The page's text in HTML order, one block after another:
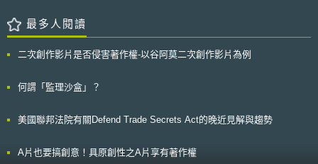
立此一制度之前，必須先就我國製藥產業的競爭情勢有所瞭解，並充分掌握
我國產業結構與先進國家製藥產業之根本性差異，始能根據我國國情制訂權
衡原開發藥廠與學名藥廠雙方利益，並保障公眾健康權益之法制。 當
前最重要者仍是要提醒廠商尊重智慧財產之重要性，既然學名藥是要在專利
開發狹義學名藥，其幾乎等同原開發藥廠的品牌藥，對於我國廠商技術能力
有迴避專利之可能，亦可逐步累積我國產業之研發能量，則專利連結將不會
成為其研發與競爭之阻力。
以及電子郵件等方式組合而為適當之遠距醫療。於「別表」列舉遠距醫療之
九種病患對象為，居家氧氣治療病患、居家罕見疾病病患、居家糖尿病患、
患、居家腦血管病患以及居家癌症病患等。 2015年通知使得遠距醫療
時，厚生勞動省在2017年底提出之2018年度福祉預算中，明確修正健康保
險診療報酬，提高遠距醫療之醫療服務給付項目與支付標準，使得利用遠距
前述2015年通知之內容，對於適用對象與診療內容，尚有不明確之處，因
適用規則，防止未來對於病患造成不利益之判斷。
執行階段。於準備階段會進行PCP招標文件準備、採購團隊的需求及現有技
術分析、公開市場徵詢(Open Market Consultation, OMC)；由於採購機關
對其需求尚無具體的規格描述，必須經廣泛的市場意見徵詢與溝通以進一步
廣蒐相關利害關係團體意見並進行充分互動溝通，作為執行階段的重要參考
(Solution design)」（計半年）、階段B「原型開發(Prototype
development)」（計半年）、階段C「商業化前開發：場域測試(Pre-
應達成目標，以篩選出較符合需求者始得進入下一階段，以維持廠商間良性
研究、風險評估與管理監控等三部份奠定法制基礎。該報告由加拿大健康部
擔任召集人，並成立奈米專家小組，共歷時八個月完成；內容分為三項：彙
相關法規之諮詢與對話，以及奈米專家針對該新興科技所提出之建議與發展
特性，尚無制定新法之必要，僅需延伸現有法規機制即可，並提供建議如
方式。 (4) 使用得宜之生命週期途徑以分析奈米材料之相關風險。 該報
知而遭受挑戰，並引發各界對於相應管理策略之大規模研究，故無論中央或
地方政府，應更加關注國內各部會於奈米議題下之協調、科學環境之變化，
最多人閱讀
二次創作影片是否侵害著作權-以谷阿莫二次創作影片為例
何謂「監理沙盒」？
美國聯邦法院有關Defend Trade Secrets Act的晚近見解與趨勢
A片也要搞創意！具原創性之A片享有著作權